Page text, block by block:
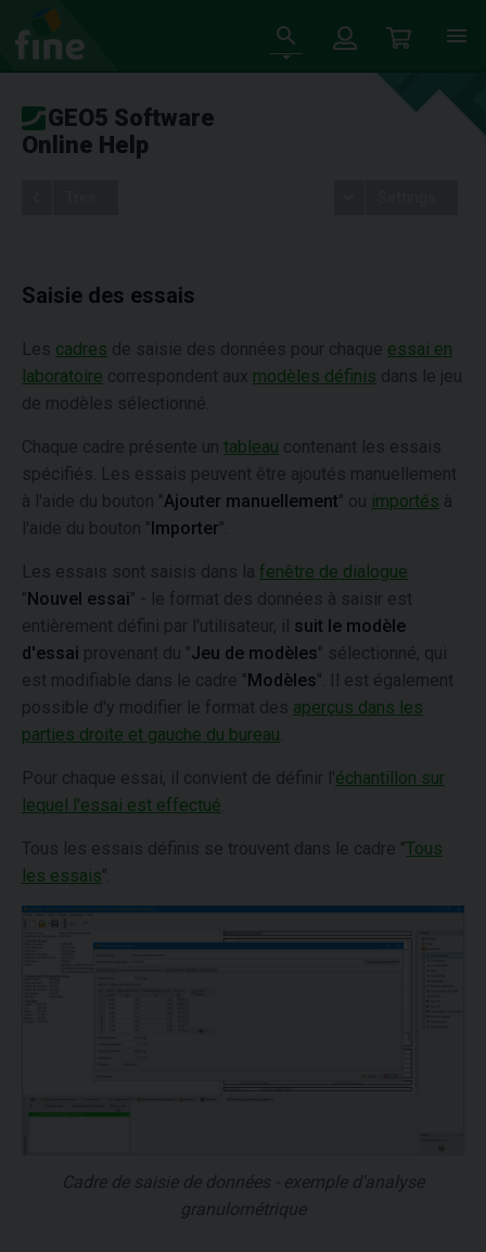
GEO5 Software
Online Help
Saisie des essais
Les cadres de saisie des données pour chaque essai en
laboratoire correspondent aux modèles définis dans le jeu
de modèles sélectionné.
Chaque cadre présente un tableau contenant les essais
spécifiés. Les essais peuvent être ajoutés manuellement
à l'aide du bouton "Ajouter manuellement" ou importés à
l'aide du bouton "Importer".
Les essais sont saisis dans la fenêtre de dialogue
"Nouvel essai" - le format des données à saisir est
entièrement défini par l'utilisateur, il suit le modèle
d'essai provenant du "Jeu de modèles" sélectionné, qui
est modifiable dans le cadre "Modèles". Il est également
possible d'y modifier le format des aperçus dans les
parties droite et gauche du bureau
Pour chaque essai, il convient de définir l'échantillon sur
lequel l'essai est effectué
Tous les essais définis se trouvent dans le cadre "Tous
les essais".
Cadre de saisie de données - exemple d'analyse
granulométrique